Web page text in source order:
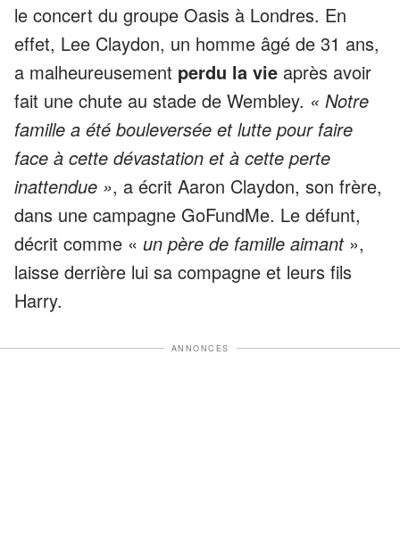
le concert du groupe Oasis à Londres. En
effet, Lee Claydon, un homme âgé de 31 ans,
a malheureusement perdu la vie après avoir
fait une chute au stade de Wembley. « Notre
famille a été bouleversée et lutte pour faire
face à cette dévastation et à cette perte
inattendue », a écrit Aaron Claydon, son frère,
dans une campagne GoFundMe. Le défunt,
décrit comme « un père de famille aimant»,
laisse derrière lui sa compagne et leurs fils
Harry.
ANNONCES